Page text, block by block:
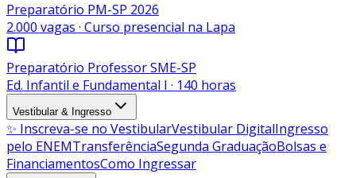
Preparatório PM-SP 2026
2.000 vagas · Curso presencial na Lapa
Preparatório Professor SME-SP
Ed. Infantil e Fundamental I · 140 horas
Vestibular & Ingresso
✨ Inscreva-se no VestibularVestibular DigitalIngresso
pelo ENEMTransferênciaSegunda GraduaçãoBolsas e
FinanciamentosComo Ingressar